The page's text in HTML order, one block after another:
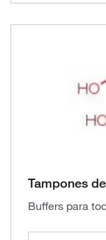
Tampones
Buffers para